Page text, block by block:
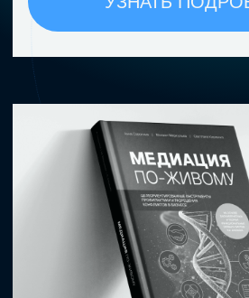
Пространство для лидеров, заинтересованных в
и безопасном взаимодействии
с конфликтом.
Развиваем медиативное мышление, прокачиваем 5
«EMPAT PRO»
УЗНАТЬ ПОДРОБНЕЕ